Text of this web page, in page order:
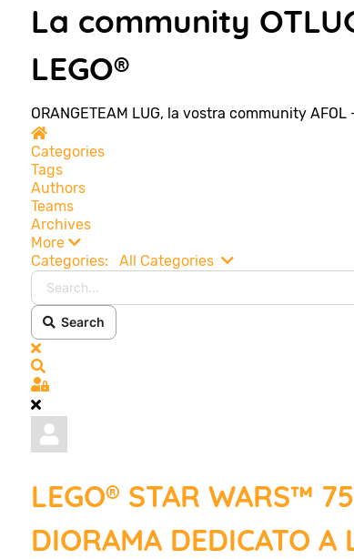
La community
LEGO®
ORANGETEAM LUG, la vostra community
Home
Categories
Tags
Authors
Teams
Archives
More
Categories:
All Categories Search...
Search
x
Sign In
LEGO® STAR WARS™
DIORAMA DEDICATO